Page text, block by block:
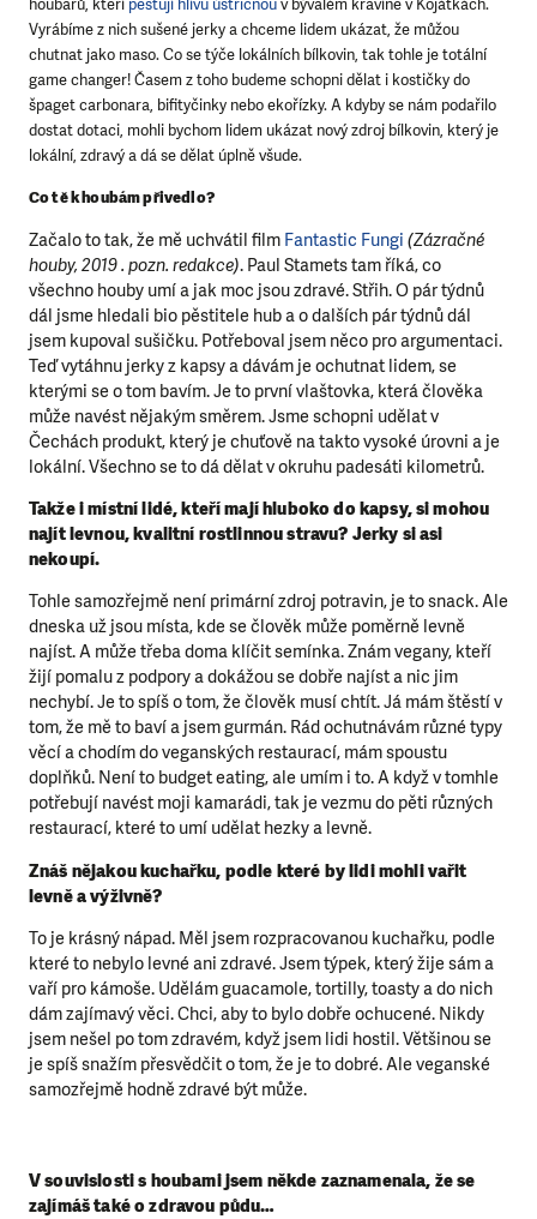
Vyrábíme z nich sušené jerky a chceme lidem ukázat, že můžou
chutnat jako maso. Co se týče lokálních bílkovin, tak tohle je totální
game changer! Časem z toho budeme schopni dělat i kostičky do
špaget carbonara, bifityčinky nebo ekořízky. A kdyby se nám podařilo
dostat dotaci, mohli bychom lidem ukázat nový zdroj bílkovin, který je
lokální, zdravý a dá se dělat úplně všude.
Co tě k houbám přivedlo?
Začalo to tak, že mě uchvátil film Fantastic Fungi (Zázračné
houby, 2019 . pozn. redakce). Paul Stamets tam říká, co
všechno houby umí a jak moc jsou zdravé. Střih. O pár týdnů
dál jsme hledali bio pěstitele hub a o dalších pár týdnů dál
jsem kupoval sušičku. Potřeboval jsem něco pro argumentaci.
Teď vytáhnu jerky z kapsy a dávám je ochutnat lidem, se
kterými se o tom bavím. Je to první vlaštovka, která člověka
může navést nějakým směrem. Jsme schopni udělat v
Čechách produkt, který je chuťově na takto vysoké úrovni a je
lokální. Všechno se to dá dělat v okruhu padesáti kilometrů.
Takže i místní lidé, kteří mají hluboko do kapsy, si mohou
najít levnou, kvalitní rostlinnou stravu? Jerky si asi
nekoupí.
Tohle samozřejmě není primární zdroj potravin, je to snack. Ale
dneska už jsou místa, kde se člověk může poměrně levně
najíst. A může třeba doma klíčit semínka. Znám vegany, kteří
žijí pomalu z podpory a dokážou se dobře najíst a nic jim
nechybí. Je to spíš o tom, že člověk musí chtít. Já mám štěstí v
tom, že mě to baví a jsem gurmán. Rád ochutnávám různé typy
věcí a chodím do veganských restaurací, mám spoustu
doplňků. Není to budget eating, ale umím i to. A když v tomhle
potřebují navést moji kamarádi, tak je vezmu do pěti různých
restaurací, které to umí udělat hezky a levně.
Znáš nějakou kuchařku, podle které by lidi mohli vařit
levně a výživně?
To je krásný nápad. Měl jsem rozpracovanou kuchařku, podle
které to nebylo levné ani zdravé. Jsem týpek, který žije sám a
vaří pro kámoše. Udělám guacamole, tortilly, toasty a do nich
dám zajímavý věci. Chci, aby to bylo dobře ochucené. Nikdy
jsem nešel po tom zdravém, když jsem lidi hostil. Většinou se
je spíš snažím přesvědčit o tom, že je to dobré. Ale veganské
samozřejmě hodně zdravé být může.
V souvislosti s houbami jsem někde zaznamenala, že se
zajímáš také o zdravou půdu…